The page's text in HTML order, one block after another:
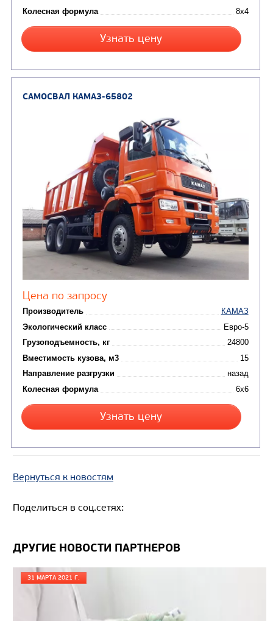
Экологический класс
Грузоподъемность, кг
Вместимость кузова, м3
Направление разгрузки
Узнать цену
САМОСВАЛ КАМАЗ-65801
Цена по запросу
Экологический класс
Вернуться к новостям
Поделиться в соц.сетях:
ДРУГИЕ НОВОСТИ ПАРТНЕРОВ
31 МАРТА 2021 Г.